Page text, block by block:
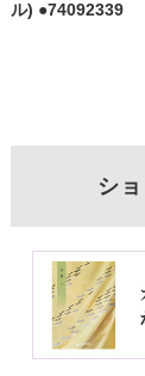
ル) ●74092339
シ